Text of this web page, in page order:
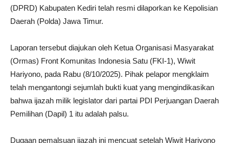
(DPRD) Kabupaten Kediri telah resmi dilaporkan ke Kepolisian
Daerah (Polda) Jawa Timur.
Laporan tersebut diajukan oleh Ketua Organisasi Masyarakat
(Ormas) Front Komunitas Indonesia Satu (FKI-1), Wiwit
Hariyono, pada Rabu (8/10/2025). Pihak pelapor mengklaim
telah mengantongi sejumlah bukti kuat yang mengindikasikan
bahwa ijazah milik legislator dari partai PDI Perjuangan Daerah
Pemilihan (Dapil) 1 itu adalah palsu.
Dugaan pemalsuan ijazah ini mencuat setelah Wiwit Hariyono